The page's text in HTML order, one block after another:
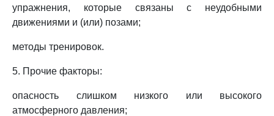
упражнения, которые связаны с неудобными
движениями и (или) позами;
методы тренировок.
5. Прочие факторы:
опасность слишком низкого или высокого
атмосферного давления;